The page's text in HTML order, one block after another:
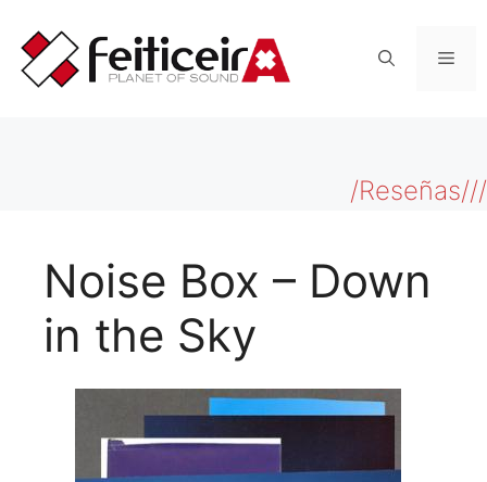
contenido
/Reseñas///
Noise Box – Down
in the Sky